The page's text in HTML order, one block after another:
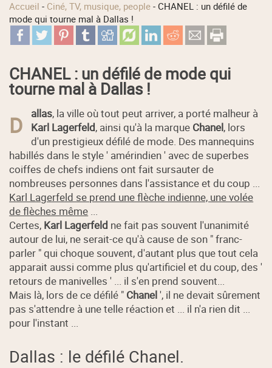
Accueil - Ciné, TV, musique, people -CHANEL : un défilé de
mode qui tourne mal à Dallas !
CHANEL : un défilé de mode qui
tourne mal à Dallas !
D allas, la ville où tout peut arriver, a porté malheur à
Karl Lagerfeld, ainsi qu'à la marque Chanel, lors
d'un prestigieux défilé de mode. Des mannequins
habillés dans le style ' amérindien ' avec de superbes
coiffes de chefs indiens ont fait sursauter de
nombreuses personnes dans l'assistance et du coup ...
Karl Lagerfeld se prend une flèche indienne, une volée
de flèches même
Certes, Karl Lagerfeld ne fait pas souvent l'unanimité
autour de lui, ne serait-ce qu'à cause de son " franc-
parler " qui choque souvent, d'autant plus que tout cela
apparait aussi comme plus qu'artificiel et du coup, des '
retours de manivelles ' ... il s'en prend souvent...
Mais là, lors de ce défilé " Chanel', il ne devait sûrement
pas s'attendre à une telle réaction et ... il n'a rien dit ...
pour l'instant ...
Dallas : le défilé Chanel.